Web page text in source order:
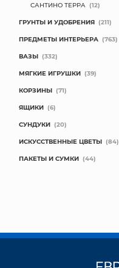
САНТИНО ТЕРРА (12)
ГРУНТЫ И УДОБРЕНИЯ (211)
ПРЕДМЕТЫ ИНТЕРЬЕРА (763)
ВАЗЫ (332)
МЯГКИЕ ИГРУШКИ (39)
КОРЗИНЫ (71)
ЯЩИКИ (6)
СУНДУКИ (20)
ИСКУССТВЕННЫЕ ЦВЕТЫ (84)
ПАКЕТЫ И СУМКИ (44)